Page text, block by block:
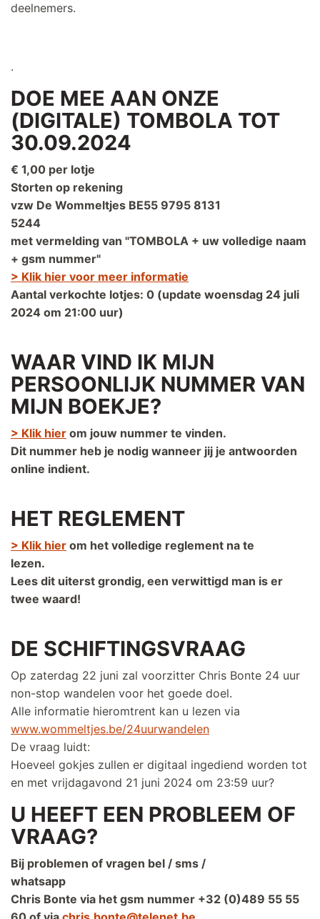
deelnemers.
.
DOE MEE AAN ONZE
(DIGITALE) TOMBOLA TOT
30.09.2024
€ 1,00 per lotje
Storten op rekening
vzw De Wommeltjes BE55 9795 8131
5244
met vermelding van "TOMBOLA + uw volledige naam
+ gsm nummer"
> Klik hier voor meer informatie
Aantal verkochte lotjes: 0 (update woensdag 24 juli
2024 om 21:00 uur)
WAAR VIND IK MIJN
PERSOONLIJK NUMMER VAN
MIJN BOEKJE?
> Klik hier om jouw nummer te vinden.
Dit nummer heb je nodig wanneer jij je antwoorden
online indient.
HET REGLEMENT
> Klik hier om het volledige reglement na te
lezen.
Lees dit uiterst grondig, een verwittigd man is er
twee waard!
DE SCHIFTINGSVRAAG
Op zaterdag 22 juni zal voorzitter Chris Bonte 24 uur
non-stop wandelen voor het goede doel.
Alle informatie hieromtrent kan u lezen via
www.wommeltjes.be/24uurwandelen
De vraag luidt:
Hoeveel gokjes zullen er digitaal ingediend worden tot
en met vrijdagavond 21 juni 2024 om 23:59 uur?
U HEEFT EEN PROBLEEM OF
VRAAG?
Bij problemen of vragen bel / sms /
whatsapp
Chris Bonte via het gsm nummer +32 (0)489 55 55